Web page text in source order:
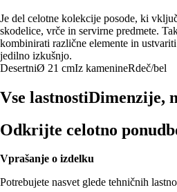
Je del celotne kolekcije posode, ki
skodelice, vrče in servirne predmete.
kombinirati različne elemente in
jedilno izkušnjo.
DesertniØ 21 cmIz kamenineRdeč/bel
Vse lastnostiDimenzije,
Odkrijte celotno
Vprašanje o izdelku
Potrebujete nasvet glede tehničnih